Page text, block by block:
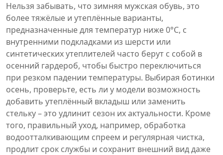
Нельзя забывать, что зимняя мужская обувь, это
более тяжёлые и утеплённые варианты,
предназначенные для температур ниже 0°C, с
внутренними подкладками из шерсти или
синтетических утеплителей часто берут с собой в
осенний гардероб, чтобы быстро переключиться
при резком падении температуры. Выбирая ботинки
осень, проверьте, есть ли у модели возможность
добавить утеплённый вкладыш или заменить
стельку – это удлинит сезон их актуальности. Кроме
того, правильный уход, например, обработка
водоотталкивающим спреем и регулярная чистка,
продлит срок службы и сохранит внешний вид даже